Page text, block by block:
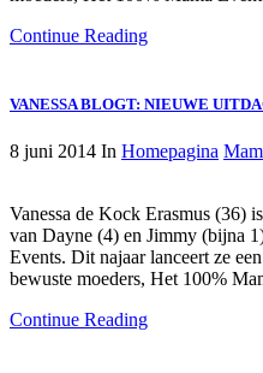
Continue Reading
VANESSA BLOGT: NIEUWE
8 juni 2014 In Homepagina
Vanessa de Kock Erasmus (36)
van Dayne (4) en Jimmy (bijna
Events. Dit najaar lanceert ze
bewuste moeders, Het 100%
Continue Reading